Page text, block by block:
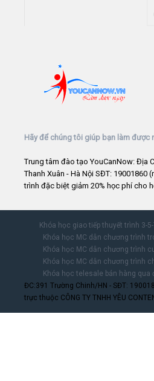
Hãy để chúng tôi giúp bạn làm được
Trung tâm đào tạo YouCanNow: Địa
Thanh Xuân - Hà Nội SĐT:
trình đặc biệt giảm 20% học phí cho
Khóa học giao tiếp thuyết trình 3-
Khóa học MC dẫn chương trình
Khóa học MC dẫn chương trình
Khóa học MC dẫn chương trình
Khóa học telesale bán hàng qua
ĐC:391 Trường Chinh/HN - SĐT:
trực thuộc CÔNG TY TNHH YÊU